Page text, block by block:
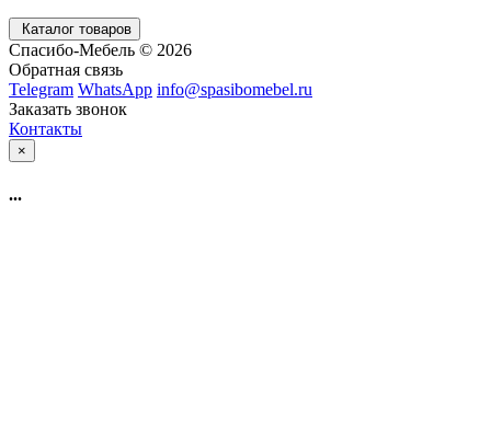
Каталог товаров
Спасибо-Мебель © 2026
Обратная связь
Telegram WhatsApp info@spasibomebel.ru
Заказать звонок
Контакты
×
...